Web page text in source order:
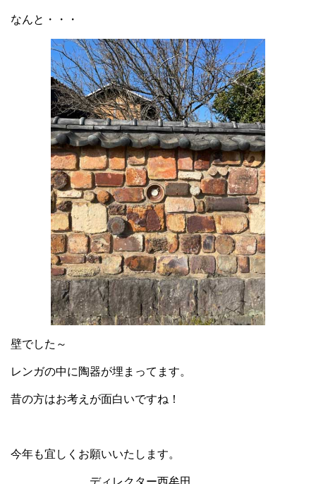
なんと・・・
壁でした～
レンガの中に陶器が埋まってます。
昔の方はお考えが面白いですね！
今年も宜しくお願いいたします。
ディレクター西牟田